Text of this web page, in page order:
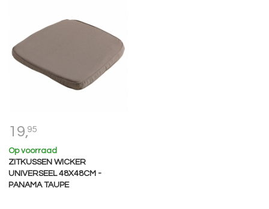
19,95
Op voorraad
ZITKUSSEN WICKER
UNIVERSEEL 48X48CM -
PANAMA TAUPE